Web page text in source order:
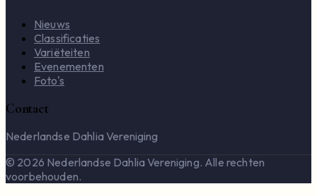
Nieuws
Classificaties
Variëteiten
Evenementen
Foto's
Contact
Nederlandse Dahlia Vereniging
© 2026 Nederlandse Dahlia Vereniging. Alle rechten
voorbehouden.